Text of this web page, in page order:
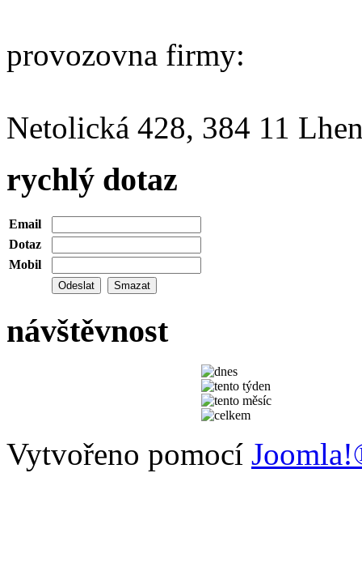
provozovna firmy:
Netolická 428, 384 11
rychlý dotaz
Email
Dotaz
Mobil
návštěvnost
Vytvořeno pomocí